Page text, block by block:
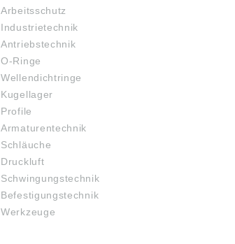
Arbeitsschutz
Industrietechnik
Antriebstechnik
O-Ringe
Wellendichtringe
Kugellager
Profile
Armaturentechnik
Schläuche
Druckluft
Schwingungstechnik
Befestigungstechnik
Werkzeuge